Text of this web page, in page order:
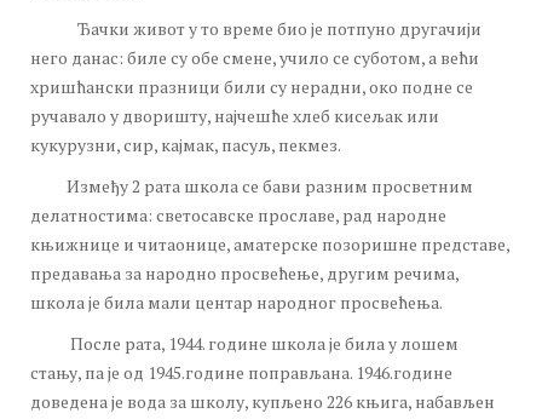
Ђачки живот у то време био је потпуно другачији
него данас: биле су обе смене, учило се суботом, а већи
хришћански празници били су нерадни, око подне се
ручавало у дворишту, најчешће хлеб кисељак или
кукурузни, сир, кајмак, пасуљ, пекмез.
Између 2 рата школа се бави разним просветним
делатностима: светосавске прославе, рад народне
књижнице и читаонице, аматерске позоришне представе,
предавања за народно просвећење, другим речима,
школа је била мали центар народног просвећења.
После рата, 1944. године школа је била у лошем
стању, па је од 1945.године поправљана. 1946.године
доведена је вода за школу, купљено 226 књига, набављен